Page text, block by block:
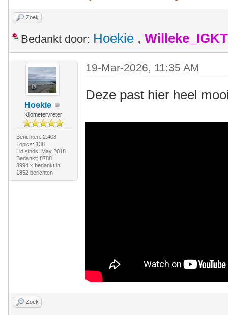
Zoek
Bedankt door: Hoekie , Willeke_IGKT
Hoekie
Kilometervreter
Berichten: 2.408
Topics: 138
Lid sinds: May 2018
Bedankt: 8788
3994 x bedankt in
1852 berichten
19-Mar-2026, 11:35 AM
Deze past hier heel
Zoek